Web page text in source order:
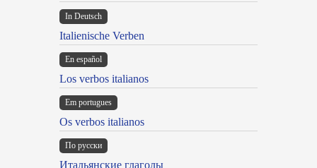
In Deutsch
Italienische Verben
En español
Los verbos italianos
Em portugues
Os verbos italianos
По русски
Итальянские глаголы